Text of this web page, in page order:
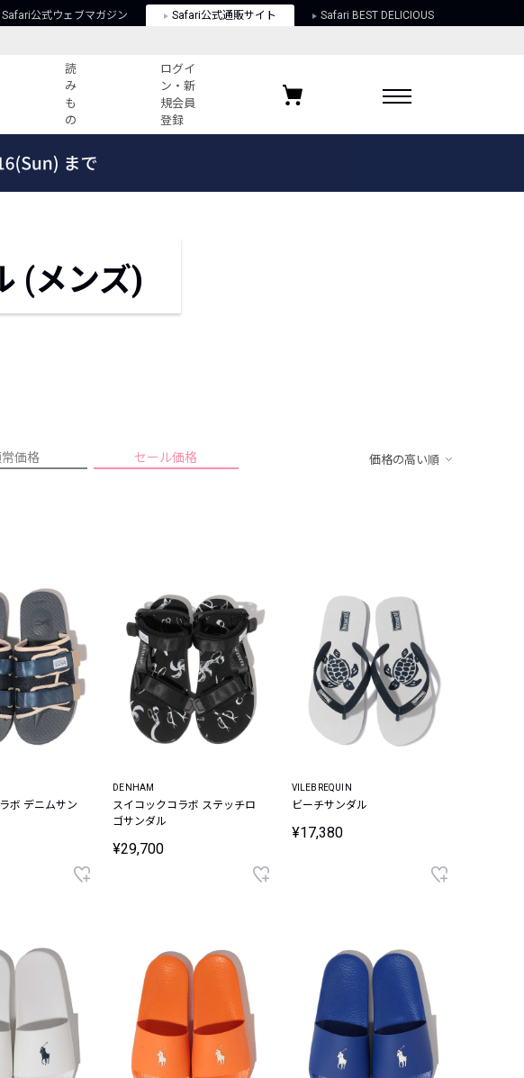
Safari公式ウェブマガジン Safari公式通販サイト Safari BEST DELICIOUS
読
み
も
の
ログイ
ン・新
規会員
登録
会社概要
お気に入りブランド
(メンズ)
常価格 セール価格 価格の高い順
ボ デニムサン
DENHAM
スイコックコラボ ステッチロ
ゴサンダル
¥29,700
VILEBREQUIN
ビーチサンダル
¥17,380